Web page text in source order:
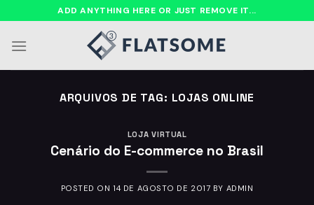
para
ADD ANYTHING HERE OR JUST REMOVE IT...
ARQUIVOS DE TAG: LOJAS ONLINE
LOJA VIRTUAL
Cenário do E-commerce no Brasil
POSTED ON14 DE AGOSTO DE 2017 BY ADMIN